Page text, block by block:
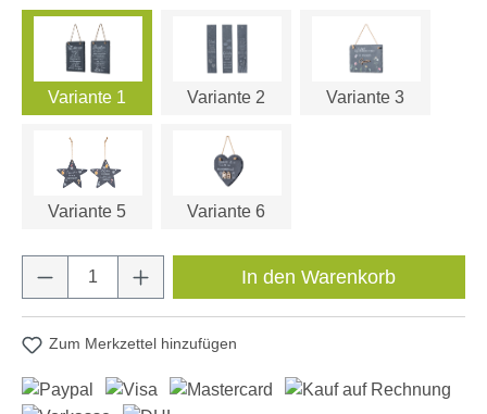
Variante 1 Variante 2 Variante 3
Variante 5 Variante 6
Produkt Anzahl: Gib den gewünschten
In den Warenkorb
Zum Merkzettel hinzufügen